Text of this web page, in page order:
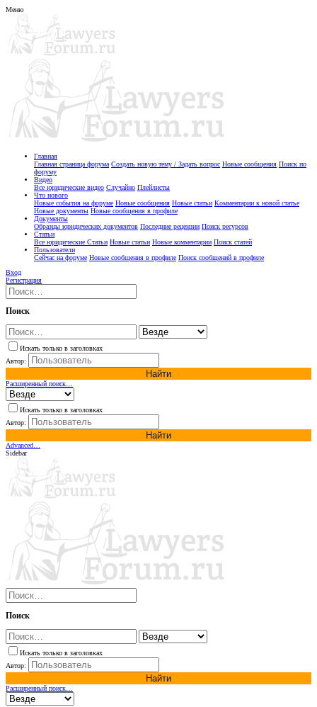
Меню
Главная
Главная страница форума Создать новую тему / Задать вопрос Новые сообщения Поиск по
форуму
Видео
Все юридические видео Случайно Плейлисты
Что нового
Новые события на форуме Новые сообщения Новые статьи Комментарии к новой статье
Новые документы Новые сообщения в профиле
Документы
Образцы юридических документов Последние рецензии Поиск ресурсов
Статьи
Все юридические Статьи Новые статьи Новые комментарии Поиск статей
Пользователи
Сейчас на форуме Новые сообщения в профиле Поиск сообщений в профиле
Вход
Регистрация
Поиск
Искать только в заголовках
Автор:
Найти
Расширенный поиск…
Искать только в заголовках
Автор:
Найти
Advanced…
Sidebar
Поиск
Искать только в заголовках
Автор:
Найти
Расширенный поиск…